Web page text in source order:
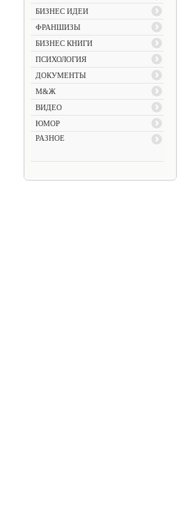
БИЗНЕС ИДЕИ
ФРАНШИЗЫ
БИЗНЕС КНИГИ
ПСИХОЛОГИЯ
ДОКУМЕНТЫ
М&Ж
ВИДЕО
ЮМОР
РАЗНОЕ